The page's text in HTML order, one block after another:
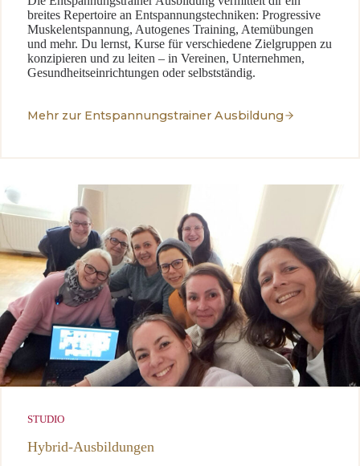
breites Repertoire an Entspannungstechniken: Progressive
Muskelentspannung, Autogenes Training, Atemübungen
und mehr. Du lernst, Kurse für verschiedene Zielgruppen zu
konzipieren und zu leiten – in Vereinen, Unternehmen,
Gesundheitseinrichtungen oder selbstständig.
Mehr zur Entspannungstrainer Ausbildung
STUDIO
Hybrid-Ausbildungen